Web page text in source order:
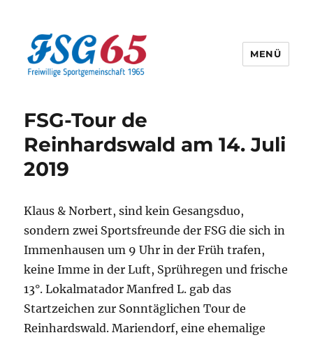
MENÜ
FSG-Tour de
Reinhardswald am 14. Juli
2019
Klaus & Norbert, sind kein Gesangsduo,
sondern zwei Sportsfreunde der FSG die sich in
Immenhausen um 9 Uhr in der Früh trafen,
keine Imme in der Luft, Sprühregen und frische
13°. Lokalmatador Manfred L. gab das
Startzeichen zur Sonntäglichen Tour de
Reinhardswald. Mariendorf, eine ehemalige